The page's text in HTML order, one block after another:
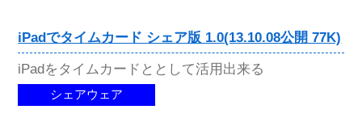
iPadでタイムカード シェア版 1.0(13.10.08公開 77K)
iPadをタイムカードととして活用出来る
シェアウェア